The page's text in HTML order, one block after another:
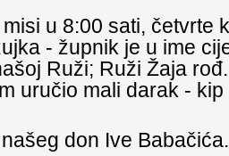
u 8:00 sati, četvrte
- župnik je u ime
Ruži; Ruži Žaja
uručio mali darak -
don Ive Babačića.